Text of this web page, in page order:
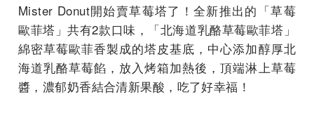
Mister Donut開始賣草莓塔了！全新推出的「草莓
歐菲塔」共有2款口味，「北海道乳酪草莓歐菲塔」
綿密草莓歐菲香製成的塔皮基底，中心添加醇厚北
海道乳酪草莓餡，放入烤箱加熱後，頂端淋上草莓
醬，濃郁奶香結合清新果酸，吃了好幸福！